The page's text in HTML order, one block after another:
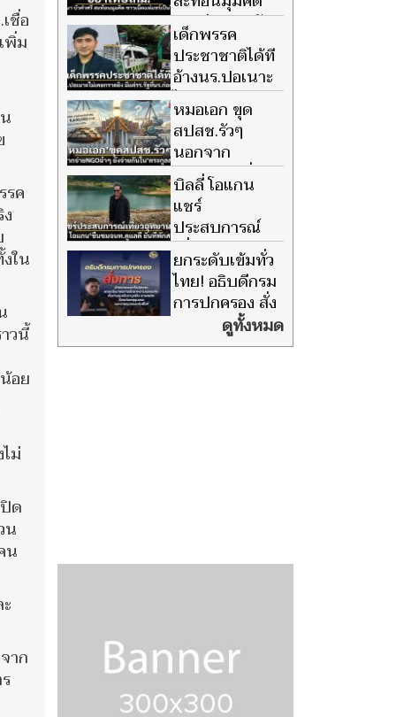
ชื่อ
พิ่ม
รค
ใน
วนี้
อย
ม่
ด
น
น
าก
คนเล่นปลูกผัก
ยังไม่ออกไปทำไร่ ชาวเน็ตแห่
แชร์ไวรัลนับพัน
เด็กพรรค
ประชาชาติได้ที
อ้างนร.ปอเนาะ
ไม่เคยก่อเหตุก
ราดยิง ซัดมีแต่โรงเรียนรัฐ
หมอเอก ขุด
สปสช.รัวๆ
นอกจาก
จ่ายNGO ฉ่ำๆ
ยังจ่ายกันใน ตระกูลส. ด้วย
บิลลี่ โอแกน
แชร์
ประสบการณ์
เที่ยวอุทยานฯ
ชื่นชมเจ้าหน้าที่ดูแลดี ยืนยัน
ที่พักสะอาด
ยกระดับเข้มทั่ว
ไทย! อธิบดีกรม
การปกครอง สั่ง
ปูพรมตรวจ
อาวุธ-ยา ล็อกพื้นที่เสี่ยง สกัด
ดูทั้งหมด